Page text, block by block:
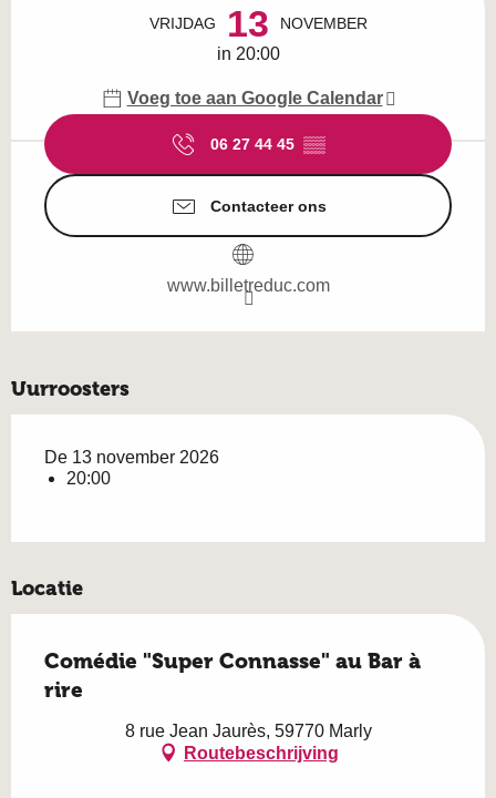
VRIJDAG 13 NOVEMBER
in 20:00
Voeg toe aan Google Calendar
06 27 44 45 ▒▒
Contacteer ons
www.billetreduc.com
Uurroosters
De 13 november 2026
20:00
Locatie
Comédie "Super Connasse" au Bar à
rire
8 rue Jean Jaurès, 59770 Marly
Routebeschrijving